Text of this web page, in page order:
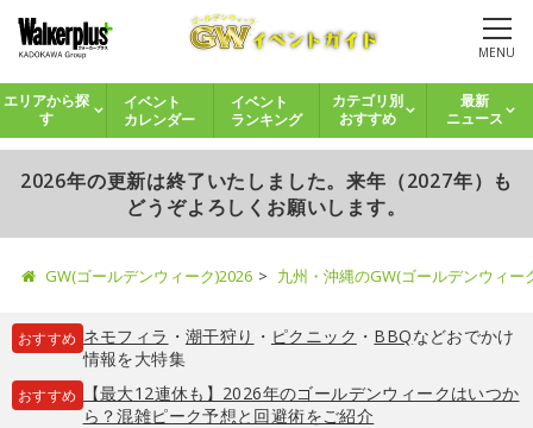
MENU
エリアから探
す
イベント
カレンダー
イベント
ランキング
カテゴリ別
おすすめ
最新
ニュース
2026年の更新は終了いたしました。来年（2027年）も
どうぞよろしくお願いします。
GW(ゴールデンウィーク)2026 九州・沖縄のGW(ゴールデンウィ
おすすめ ネモフィラ ・ 潮干狩り ・ ピクニック ・ BBQなどおでかけ
情報を大特集
おすすめ
【最大12連休も】2026年のゴールデンウィークはいつか
ら？混雑ピーク予想と回避術をご紹介